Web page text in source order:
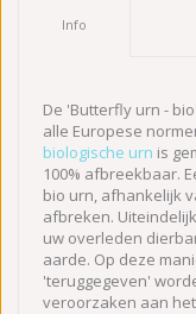
Info
De 'Butterfly urn -
alle Europese
biologische urn is
100% afbreekbaar.
bio urn, afhankelijk
afbreken.
uw overleden
aarde. Op deze
'teruggegeven'
veroorzaken aan